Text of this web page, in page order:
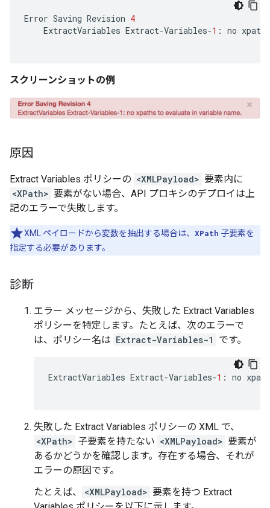
Error Saving Revision 4
ExtractVariables Extract-Variables-1 : no xpaths
スクリーンショットの例
原因
Extract Variables ポリシーの <XMLPayload> 要素内に
<XPath> 要素がない場合、API プロキシのデプロイは上
記のエラーで失敗します。
XML ペイロードから変数を抽出する場合は、 XPath 子要素を
指定する必要があります。
診断
エラー メッセージから、失敗した Extract Variables
ポリシーを特定します。たとえば、次のエラーで
は、ポリシー名は Extract-Variables-1 です。
ExtractVariables Extract-Variables-1 : no
失敗した Extract Variables ポリシーの XML で、
<XPath> 子要素を持たない <XMLPayload> 要素が
あるかどうかを確認します。存在する場合、それが
エラーの原因です。
たとえば、
<XMLPayload> 要素を持つ Extract